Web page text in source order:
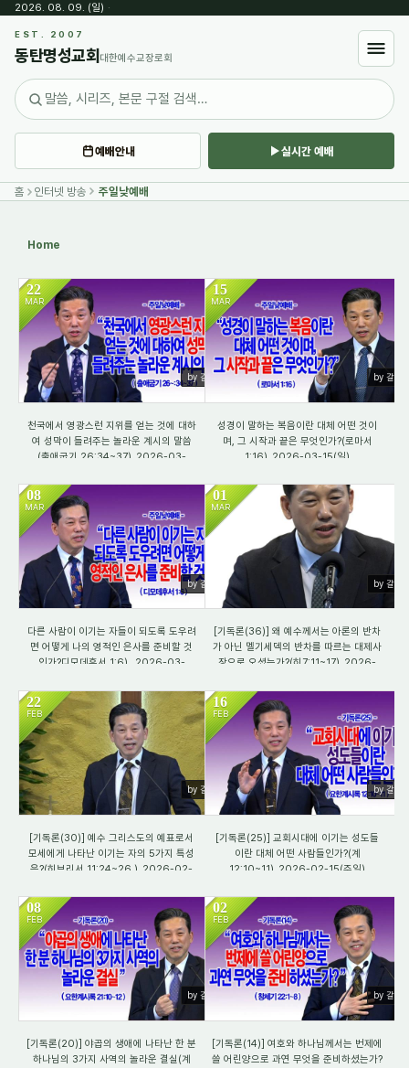
2026. 08. 09. (일) ·
EST. 2007
동탄명성교회 대한예수교장로회
예배안내 실시간 예배
홈 인터넷 방송 주일낮예배
Home
22
MAR
by 갈렙
1187
천국에서 영광스런 지위를 얻는 것에 대하
여 성막이 들려주는 놀라운 계시의 말씀
(출애굽기 26:34~37)_2026-03-
15
MAR
by 갈렙
735
성경이 말하는 복음이란 대체 어떤 것이
며, 그 시작과 끝은 무엇인가?(로마서
1:16)_2026-03-15(일)
08
MAR
by 갈렙
1246
다른 사람이 이기는 자들이 되도록 도우려
면 어떻게 나의 영적인 은사를 준비할 것
인가?디모데후서 1:6) _2026-03-
01
MAR
by 갈렙
[기독론(36)] 왜 예수께서는 아론의 반차
가 아닌 멜기세덱의 반차를 따르는 대제사
장으로 오셨는가?(히7:11~17)_2026-
22
FEB
by 갈렙
1264
[기독론(30)] 예수 그리스도의 예표로서
모세에게 나타난 이기는 자의 5가지 특성
은?(히브리서 11:24~26 )_2026-02-
16
FEB
by 갈렙
1172
[기독론(25)] 교회시대에 이기는 성도들
이란 대체 어떤 사람들인가?(계
12:10~11)_2026-02-15(주일)
08
FEB
by 갈렙
1362
[기독론(20)] 야곱의 생애에 나타난 한 분
하나님의 3가지 사역의 놀라운 결실(계
02
FEB
by 갈렙
1531
[기독론(14)] 여호와 하나님께서는 번제에
쓸 어린양으로 과연 무엇을 준비하셨는가?
Sketchbook5, 스케치북5
Sketchbook5, 스케치북5